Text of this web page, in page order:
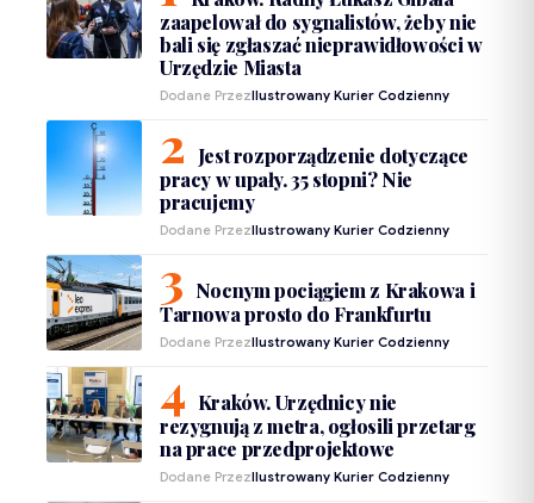
zaapelował do sygnalistów, żeby nie
bali się zgłaszać nieprawidłowości w
Urzędzie Miasta
Dodane PrzezIlustrowany Kurier Codzienny
Jest rozporządzenie dotyczące
pracy w upały. 35 stopni? Nie
pracujemy
Dodane PrzezIlustrowany Kurier Codzienny
Nocnym pociągiem z Krakowa i
Tarnowa prosto do Frankfurtu
Dodane PrzezIlustrowany Kurier Codzienny
Kraków. Urzędnicy nie
rezygnują z metra, ogłosili przetarg
na prace przedprojektowe
Dodane PrzezIlustrowany Kurier Codzienny